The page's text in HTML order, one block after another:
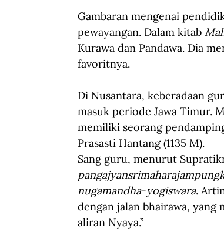
Gambaran mengenai
pewayangan. Dalam kitab
Kurawa dan Pandawa. Dia
favoritnya.
Di Nusantara, keberadaan
masuk periode Jawa Timur.
memiliki seorang
Prasasti Hantang (1135 M).
Sang guru, menurut
nugamandha-yogiswara.
dengan jalan bhairawa, yang
aliran Nyaya.”